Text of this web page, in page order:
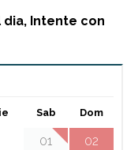
Intente con
Sab Dom
01
02